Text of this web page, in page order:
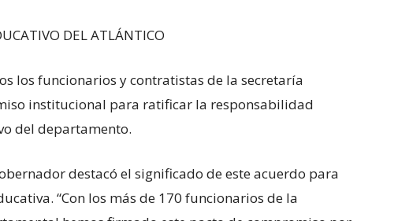
DEL ATLÁNTICO
los funcionarios y contratistas de la secretaría
institucional para ratificar la responsabilidad
del departamento.
destacó el significado de este acuerdo para
“Con los más de 170 funcionarios de la